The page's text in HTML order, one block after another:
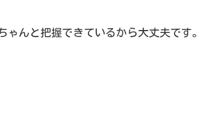
んと把握できているから大丈夫です。